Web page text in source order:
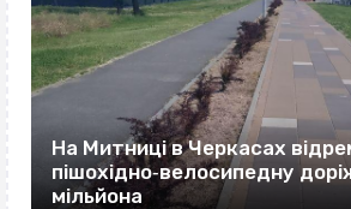
На Митниці в Черкасах
пішохідно‐велосипедну
мільйона